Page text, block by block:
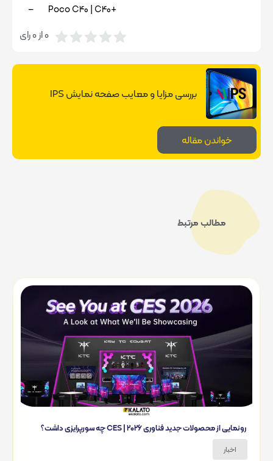
– Poco C40 | C40+
0از0رای
بررسی مزایا و معایب صفحه نمایش IPS
خواندن مقاله
مطالب مرتبط
رونمایی از محصولات جدید فناوری 2026 | CES چه سورپرایزی داشت؟
اخبار